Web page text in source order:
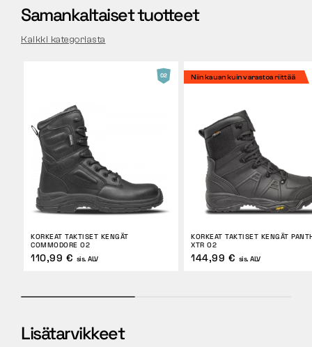
Samankaltaiset tuotteet
Kaikki kategoriasta
KORKEAT TAKTISET KENGÄT
COMMODORE O2
110,99 € sis. ALV
Niin kauan kuin varastoa riittää
KORKEAT TAKTISET KENGÄT
XTR O2
144,99 € sis. ALV
Lisätarvikkeet